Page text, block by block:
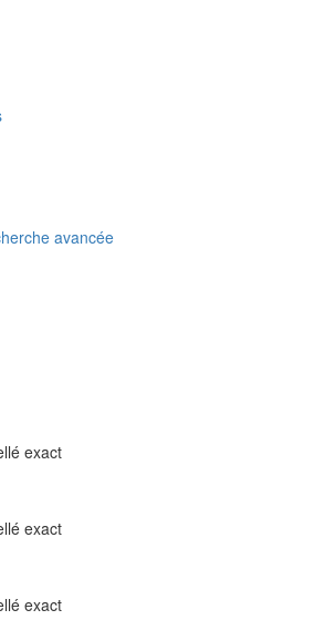
avancée
exact
exact
exact